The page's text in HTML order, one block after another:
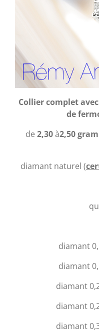
Collier complet
de
de 2,30à2,50
diamant naturel (
diamant
diamant
diamant
diamant
diamant